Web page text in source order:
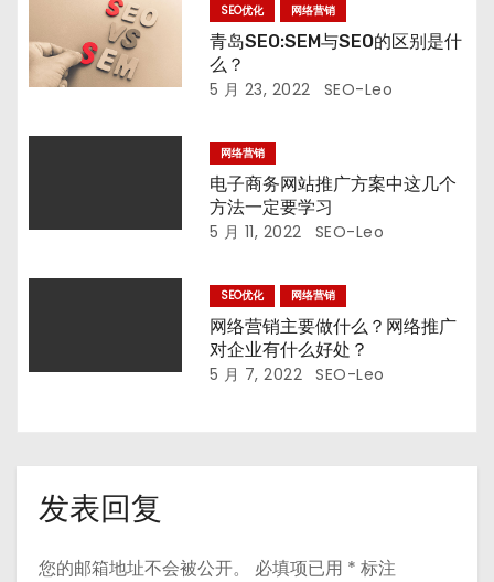
SEO优化 网络营销
青岛SEO:SEM与SEO的区别是什
么？
5 月 23, 2022 SEO-Leo
网络营销
电子商务网站推广方案中这几个
方法一定要学习
5 月 11, 2022 SEO-Leo
SEO优化 网络营销
网络营销主要做什么？网络推广
对企业有什么好处？
5 月 7, 2022 SEO-Leo
发表回复
您的邮箱地址不会被公开。 必填项已用 * 标注